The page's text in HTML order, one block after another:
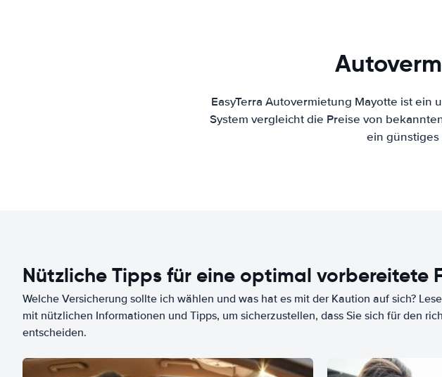
EasyTerra Autovermietung Mayotte ist
System vergleicht die Preise von
ein
Nützliche Tipps für eine optimal vorbereitete
Welche Versicherung sollte ich wählen und was hat es mit der Kaution auf sich?
mit nützlichen Informationen und Tipps, um sicherzustellen, dass Sie sich für den
entscheiden.